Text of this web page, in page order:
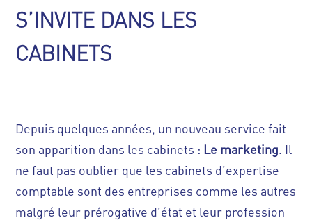
S’INVITE DANS LES
CABINETS
Depuis quelques années, un nouveau service fait
son apparition dans les cabinets : Le marketing. Il
ne faut pas oublier que les cabinets d’expertise
comptable sont des entreprises comme les autres
malgré leur prérogative d’état et leur profession